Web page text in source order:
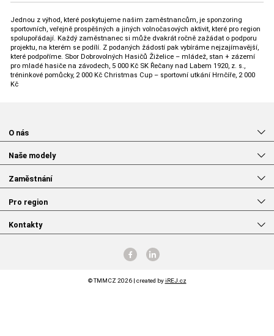
Jednou z výhod, které poskytujeme našim zaměstnancům, je sponzoring
sportovních, veřejně prospěšných a jiných volnočasových aktivit, které pro region
spolupořádají. Každý zaměstnanec si může dvakrát ročně zažádat o podporu
projektu, na kterém se podílí. Z podaných žádostí pak vybíráme nejzajímavější,
které podpoříme. Sbor Dobrovolných Hasičů Žiželice – mládež, stan + zázemí
pro mladé hasiče na závodech, 5 000 Kč SK Řečany nad Labem 1920, z. s.,
tréninkové pomůcky, 2 000 Kč Christmas Cup – sportovní utkání Hrnčíře, 2 000
Kč
O nás
Naše modely
Zaměstnání
Pro region
Kontakty
© TMMCZ 2026 | created byiREJ.cz